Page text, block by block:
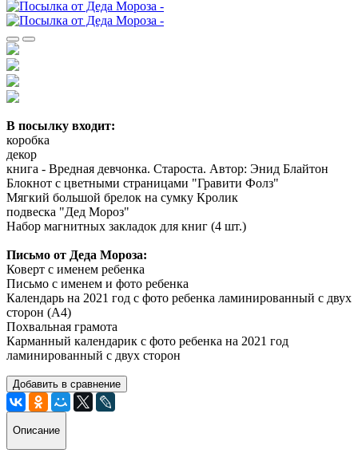
В посылку входит:
коробка
декор
книга - Вредная девчонка. Староста. Автор: Энид Блайтон
Блокнот с цветными страницами "Гравити Фолз"
Мягкий большой брелок на сумку Кролик
подвеска "Дед Мороз"
Набор магнитных закладок для книг (4 шт.)
Письмо от Деда Мороза:
Коверт с именем ребенка
Письмо с именем и фото ребенка
Календарь на 2021 год с фото ребенка ламинированный с двух
сторон (А4)
Похвальная грамота
Карманный календарик с фото ребенка на 2021 год
ламинированный с двух сторон
Добавить в сравнение
Описание